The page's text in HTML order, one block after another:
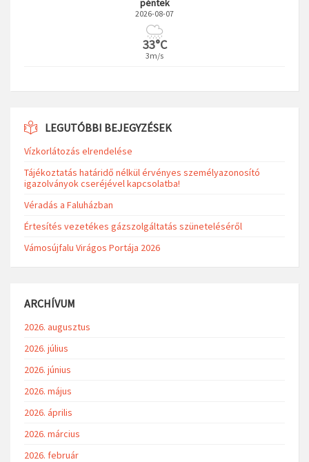
péntek
2026-08-07
33°C
3m/s
LEGUTÓBBI BEJEGYZÉSEK
Vízkorlátozás elrendelése
Tájékoztatás határidő nélkül érvényes személyazonosító
igazolványok cseréjével kapcsolatba!
Véradás a Faluházban
Értesítés vezetékes gázszolgáltatás szüneteléséről
Vámosújfalu Virágos Portája 2026
ARCHÍVUM
2026. augusztus
2026. július
2026. június
2026. május
2026. április
2026. március
2026. február